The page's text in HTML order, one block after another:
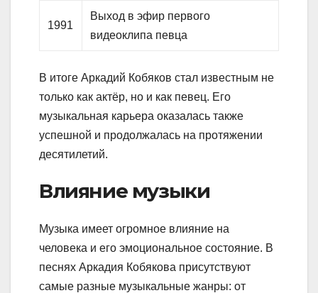
1991
Выход в эфир первого
видеоклипа певца
В итоге Аркадий Кобяков стал известным не
только как актёр, но и как певец. Его
музыкальная карьера оказалась также
успешной и продолжалась на протяжении
десятилетий.
Влияние музыки
Музыка имеет огромное влияние на
человека и его эмоциональное состояние. В
песнях Аркадия Кобякова присутствуют
самые разные музыкальные жанры: от